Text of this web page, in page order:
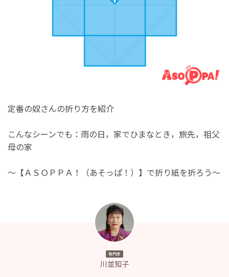
定番の奴さんの折り方を紹介
こんなシーンでも：雨の日，家でひまなとき，旅先，祖父
母の家
～【ＡＳＯＰＰＡ！（あそっぱ！）】で折り紙を折ろう～
専門家
川並知子